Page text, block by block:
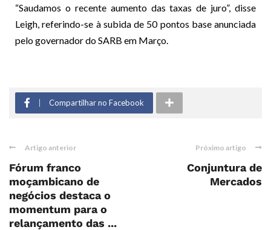
“Saudamos o recente aumento das taxas de juro”, disse
Leigh, referindo-se à subida de 50 pontos base anunciada
pelo governador do SARB em Março.
Compartilhar no Facebook
Artigo anterior
Fórum franco
moçambicano de
negócios destaca o
momentum para o
relançamento das ...
Próximo artigo
Conjuntura de
Mercados